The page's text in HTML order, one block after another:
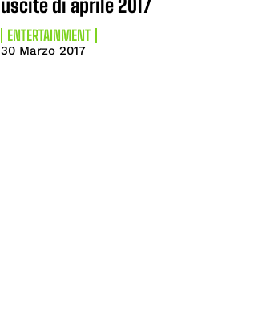
uscite di aprile 2017
ENTERTAINMENT
30 Marzo 2017